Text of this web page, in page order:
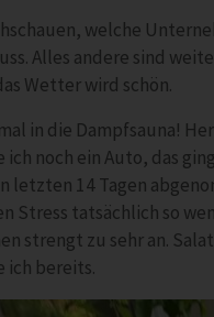
welche
Alles andere sind
Wetter wird schön.
in die Dampfsauna!
ich noch ein Auto, das
letzten 14 Tagen
Stress tatsächlich so
strengt zu sehr an.
ich bereits.